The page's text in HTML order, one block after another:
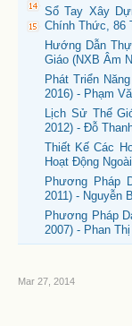
Sổ Tay Xây
Chính Thức, 86
Hướng Dẫn
Giáo (NXB Âm
Phát Triển
2016) - Phạm
Lịch Sử Thế
2012) - Đỗ
Thiết Kế Các
Hoạt Động
Phương Pháp
2011) - Nguyễn
Phương Pháp
2007) - Phan
Mar 27, 2014